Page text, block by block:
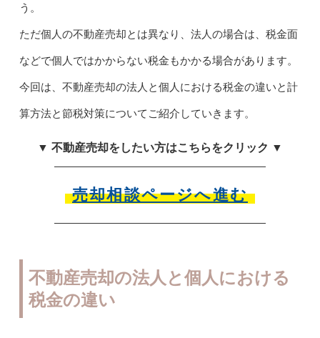
う。
ただ個人の不動産売却とは異なり、法人の場合は、税金面
などで個人ではかからない税金もかかる場合があります。
今回は、不動産売却の法人と個人における税金の違いと計
算方法と節税対策についてご紹介していきます。
▼ 不動産売却をしたい方はこちらをクリック ▼
売却相談ページへ進む
不動産売却の法人と個人における
税金の違い